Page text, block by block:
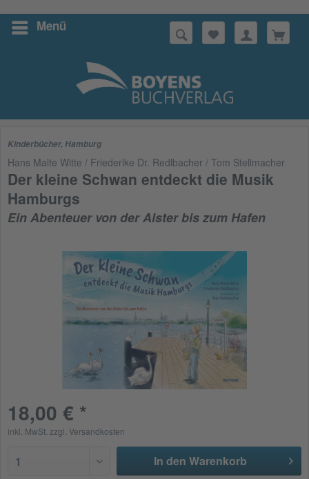
Menü
Suchen
Kinderbücher, Hamburg
Hans Malte Witte / Friederike Dr. Redlbacher / Tom Stellmacher
Der kleine Schwan entdeckt die Musik
Hamburgs
Ein Abenteuer von der Alster bis zum Hafen
18,00 € *
inkl. MwSt. zzgl. Versandkosten
1 In den Warenkorb